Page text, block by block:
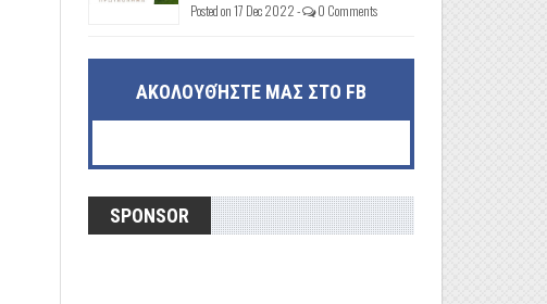
Posted on 17 Dec 2022 - 0 Comments
ΑΚΟΛΟΥΘΉΣΤΕ ΜΑΣ ΣΤΟ FB
SPONSOR